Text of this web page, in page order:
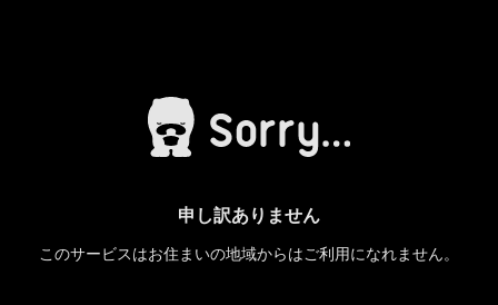
申し訳ありません
このサービスはお住まいの地域からはご利用になれません。